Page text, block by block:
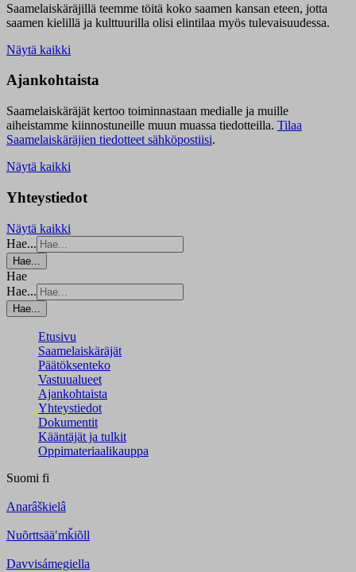
Saamelaiskäräjillä teemme töitä koko saamen kansan eteen, jotta
saamen kielillä ja kulttuurilla olisi elintilaa myös tulevaisuudessa.
Näytä kaikki
Ajankohtaista
Saamelaiskäräjät kertoo toiminnastaan medialle ja muille
aiheistamme kiinnostuneille muun muassa tiedotteilla. Tilaa
Saamelaiskäräjien tiedotteet sähköpostiisi.
Näytä kaikki
Yhteystiedot
Näytä kaikki
Hae...
Hae...
Hae
Hae...
Hae...
Etusivu
Saamelaiskäräjät
Päätöksenteko
Vastuualueet
Ajankohtaista
Yhteystiedot
Dokumentit
Kääntäjät ja tulkit
Oppimateriaalikauppa
Suomi fi
Anarâškielâ
Nuõrttsääʹmǩiõll
Davvisámegiella